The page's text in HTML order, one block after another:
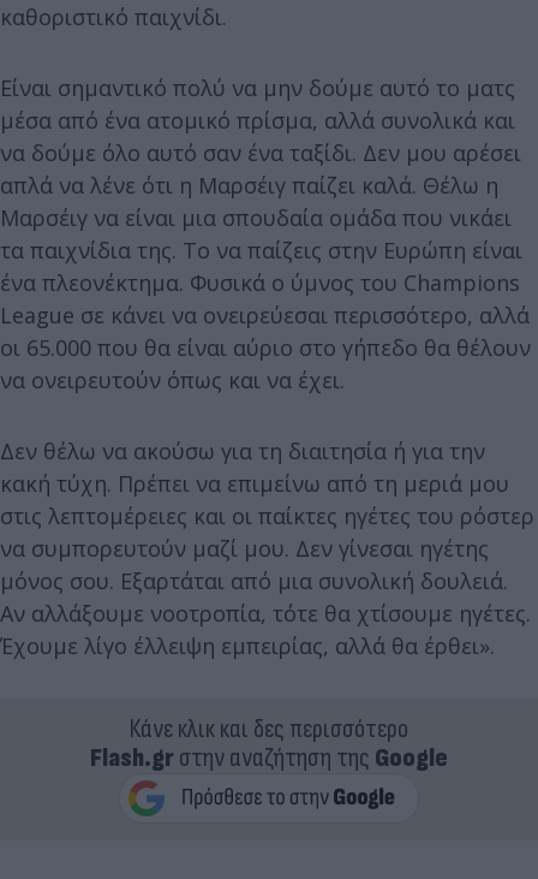
καθοριστικό παιχνίδι.
Είναι σημαντικό πολύ να μην δούμε αυτό το ματς
μέσα από ένα ατομικό πρίσμα, αλλά συνολικά και
να δούμε όλο αυτό σαν ένα ταξίδι. Δεν μου αρέσει
απλά να λένε ότι η Μαρσέιγ παίζει καλά. Θέλω η
Μαρσέιγ να είναι μια σπουδαία ομάδα που νικάει
τα παιχνίδια της. Το να παίζεις στην Ευρώπη είναι
ένα πλεονέκτημα. Φυσικά ο ύμνος του Champions
League σε κάνει να ονειρεύεσαι περισσότερο, αλλά
οι 65.000 που θα είναι αύριο στο γήπεδο θα θέλουν
να ονειρευτούν όπως και να έχει.
Δεν θέλω να ακούσω για τη διαιτησία ή για την
κακή τύχη. Πρέπει να επιμείνω από τη μεριά μου
στις λεπτομέρειες και οι παίκτες ηγέτες του ρόστερ
να συμπορευτούν μαζί μου. Δεν γίνεσαι ηγέτης
μόνος σου. Εξαρτάται από μια συνολική δουλειά.
Αν αλλάξουμε νοοτροπία, τότε θα χτίσουμε ηγέτες.
Έχουμε λίγο έλλειψη εμπειρίας, αλλά θα έρθει».
Κάνε κλικ και δες περισσότερο
Flash.grστην αναζήτηση της Google